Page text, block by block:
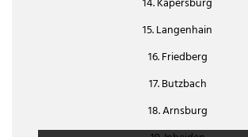
15. Langenhain
16. Friedberg
17. Butzbach
18. Arnsburg